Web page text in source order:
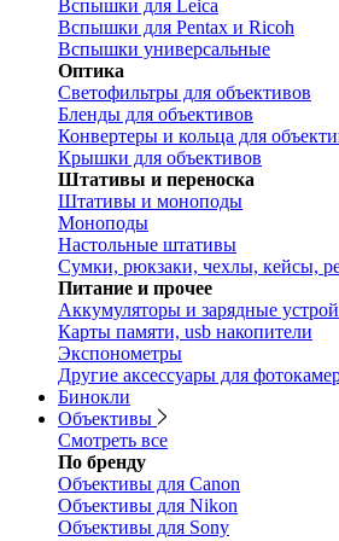
Вспышки для Leica
Вспышки для Pentax и Ricoh
Вспышки универсальные
Оптика
Светофильтры для объективов
Бленды для объективов
Конвертеры и кольца для
Крышки для объективов
Штативы и переноска
Штативы и моноподы
Моноподы
Настольные штативы
Сумки, рюкзаки, чехлы, кейсы,
Питание и прочее
Аккумуляторы и зарядные
Карты памяти, usb накопители
Экспонометры
Другие аксессуары для
Бинокли
Объективы
Смотреть все
По бренду
Объективы для Canon
Объективы для Nikon
Объективы для Sony